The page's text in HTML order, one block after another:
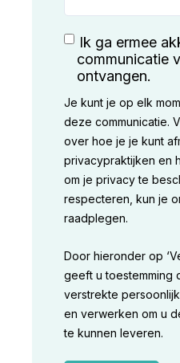
Ik ga ermee
communicatie
ontvangen.
Je kunt je op elk
deze communicatie.
over hoe je je kunt
privacypraktijken en
om je privacy te
respecteren, kun je
raadplegen.
Door hieronder op
geeft u toestemming
verstrekte
en verwerken om u
te kunnen leveren.